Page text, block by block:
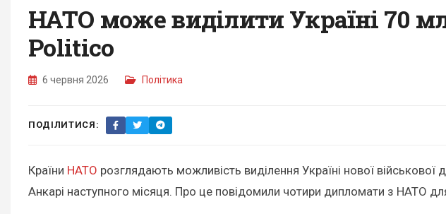
НАТО може виділити Україні 70
Politico
6 червня 2026 Політика
ПОДІЛИТИСЯ:
Країни НАТО розглядають можливість виділення Україні нової
Анкарі наступного місяця. Про це повідомили чотири дипломати з НАТО